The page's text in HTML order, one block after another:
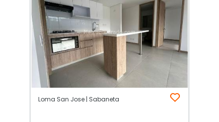
Loma San Jose | Sabaneta